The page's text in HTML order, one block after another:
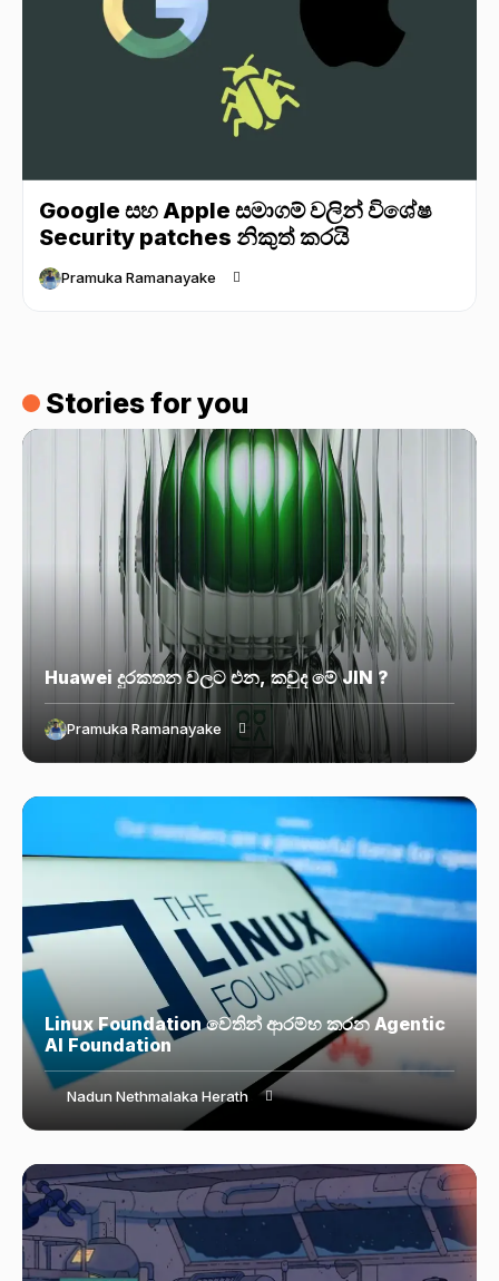
Google සහ Apple සමාගම් වලින් විශේෂ
Security patches නිකුත් කරයි
Pramuka Ramanayake
Stories for you
Huawei දුරකතන වලට එන, කවුද මේ JIN ?
Pramuka Ramanayake
Linux Foundation වෙතින් ආරම්භ කරන Agentic
AI Foundation
Nadun Nethmalaka Herath